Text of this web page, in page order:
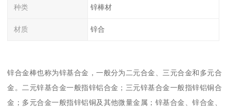
种类 锌棒材
材质 锌合
锌合金棒也称为锌基合金，一般分为二元合金、三元合金和多元合
金。二元锌基合金一般指锌铝合金；三元锌基合金一般指锌铝铜合
金；多元合金一般指锌铝铜及其他微量金属；锌基合金、锌合金、